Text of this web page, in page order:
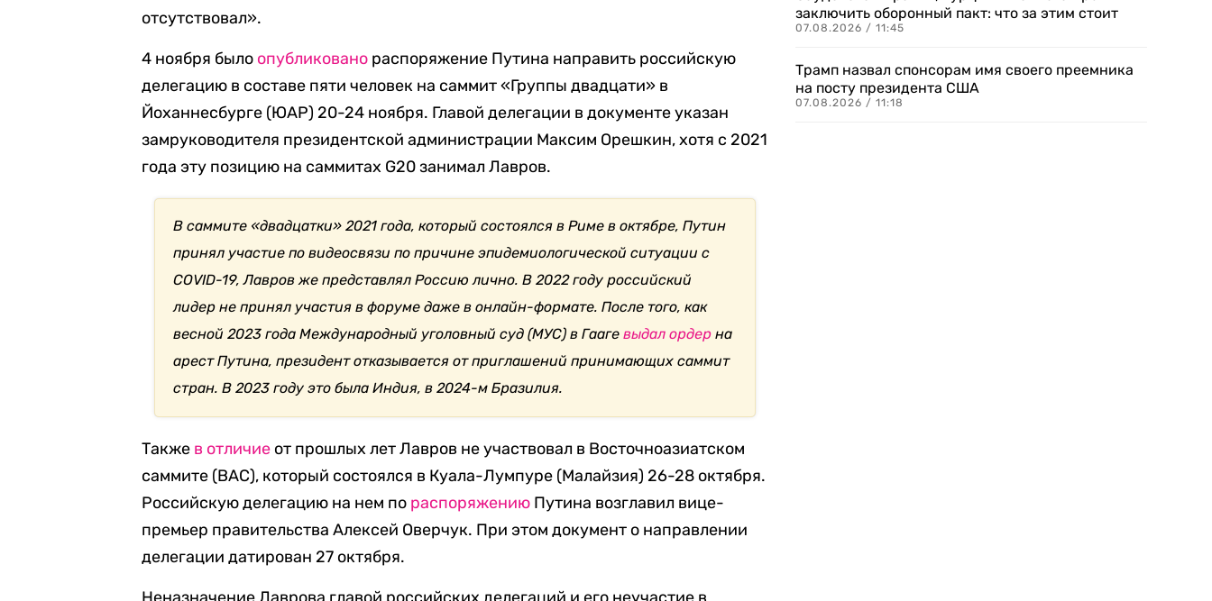
отсутствовал».
4 ноября было опубликовано распоряжение Путина направить российскую
делегацию в составе пяти человек на саммит «Группы двадцати» в
Йоханнесбурге (ЮАР) 20-24 ноября. Главой делегации в документе указан
замруководителя президентской администрации Максим Орешкин, хотя с 2021
года эту позицию на саммитах G20 занимал Лавров.
В саммите «двадцатки» 2021 года, который состоялся в Риме в октябре, Путин
принял участие по видеосвязи по причине эпидемиологической ситуации с
COVID-19, Лавров же представлял Россию лично. В 2022 году российский
лидер не принял участия в форуме даже в онлайн-формате. После того, как
весной 2023 года Международный уголовный суд (МУС) в Гаагевыдал ордер на
арест Путина, президент отказывается от приглашений принимающих саммит
стран. В 2023 году это была Индия, в 2024-м Бразилия.
Также в отличие от прошлых лет Лавров не участвовал в Восточноазиатском
саммите (ВАС), который состоялся в Куала-Лумпуре (Малайзия) 26-28 октября.
Российскую делегацию на нем по распоряжению Путина возглавил вице-
премьер правительства Алексей Оверчук. При этом документ о направлении
делегации датирован 27 октября.
заключить оборонный пакт: что за этим стоит
07.08.2026 / 11:45
Трамп назвал спонсорам имя своего преемника
на посту президента США
07.08.2026 / 11:18